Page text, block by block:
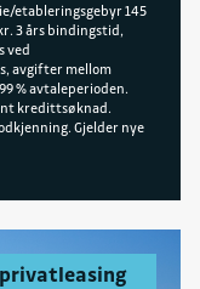
etableringsgebyr 145
3 års bindingstid,
ved
avgifter mellom
% avtaleperioden.
kredittsøknad.
Gjelder nye
privatleasing